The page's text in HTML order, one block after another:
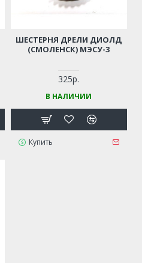
ШЕСТЕРНЯ ДРЕЛИ ДИОЛД
(СМОЛЕНСК) МЭСУ-3
325р.
В НАЛИЧИИ
Купить